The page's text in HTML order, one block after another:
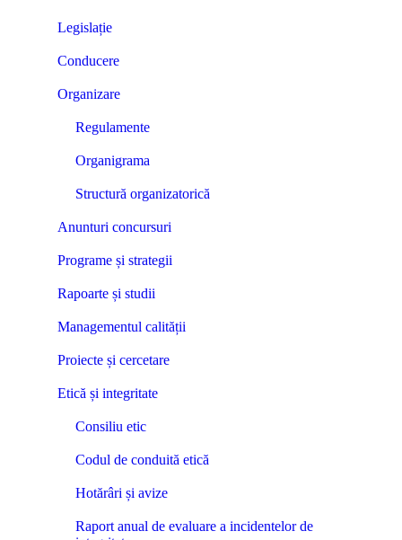
Legislație
Conducere
Organizare
Regulamente
Organigrama
Structură organizatorică
Anunturi concursuri
Programe și strategii
Rapoarte și studii
Managementul calității
Proiecte și cercetare
Etică și integritate
Consiliu etic
Codul de conduită etică
Hotărâri și avize
Raport anual de evaluare a incidentelor de